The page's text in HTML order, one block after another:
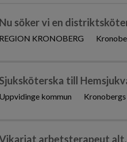
Nu söker vi en
REGION KRONOBERG
Sjuksköterska till
Uppvidinge kommun Kronobergs
arbetsterapeut